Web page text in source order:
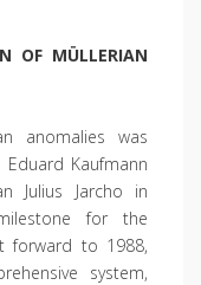
OF MÜLLERIAN
anomalies was
Kaufmann
Julius Jarcho in
for the
forward to 1988,
system,